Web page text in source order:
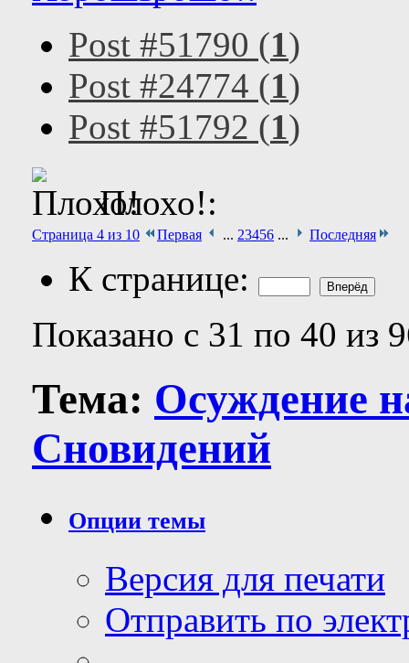
Post #51790 (1)
Post #24774 (1)
Post #51792 (1)
Плохо!:
Страница 4 из 10 Первая ... 23456 ... Последняя
К странице:
Показано с 31 по 40 из
Тема: Осуждение
Сновидений
Опции темы
Версия для печати
Отправить по